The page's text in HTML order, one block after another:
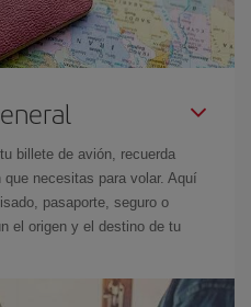
billete de avión, recuerda
necesitas para volar. Aquí
pasaporte, seguro o
el origen y el destino de tu